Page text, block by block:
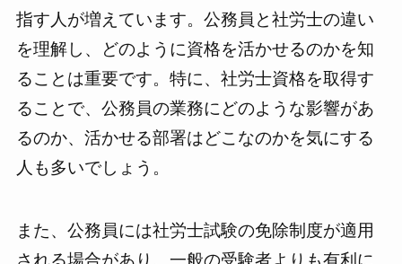
指す人が増えています。公務員と社労士の違い
を理解し、どのように資格を活かせるのかを知
ることは重要です。特に、社労士資格を取得す
ることで、公務員の業務にどのような影響があ
るのか、活かせる部署はどこなのかを気にする
人も多いでしょう。
また、公務員には社労士試験の免除制度が適用